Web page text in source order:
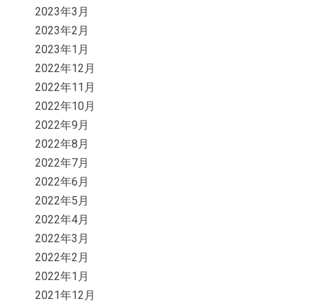
2023年3月
2023年2月
2023年1月
2022年12月
2022年11月
2022年10月
2022年9月
2022年8月
2022年7月
2022年6月
2022年5月
2022年4月
2022年3月
2022年2月
2022年1月
2021年12月